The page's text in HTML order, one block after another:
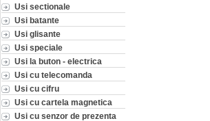
Usi sectionale
Usi batante
Usi glisante
Usi speciale
Usi la buton - electrica
Usi cu telecomanda
Usi cu cifru
Usi cu cartela magnetica
Usi cu senzor de prezenta